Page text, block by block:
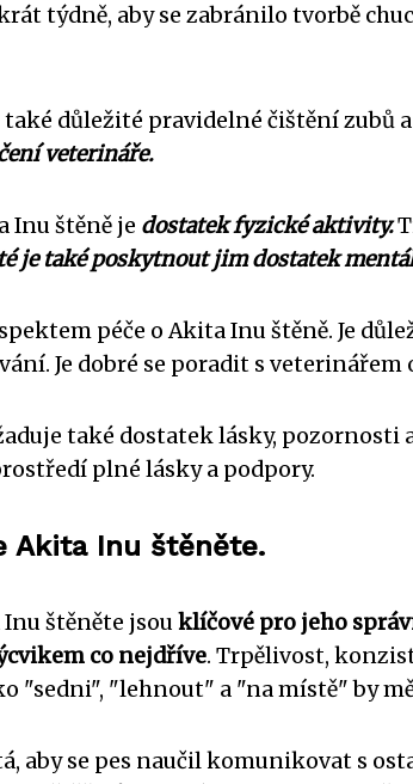
týdně, aby se zabránilo tvorbě
také důležité pravidelné čištění zubů
veterináře.
Inu štěně je dostatek fyzické aktivity.
je také poskytnout jim dostatek
péče o Akita Inu štěně. Je
Je dobré se poradit s
také dostatek lásky,
plné lásky a podpory.
Akita Inu štěněte.
štěněte jsou klíčové pro jeho
co nejdříve. Trpělivost,
"sedni", "lehnout" a "na místě" by
aby se pes naučil komunikovat s